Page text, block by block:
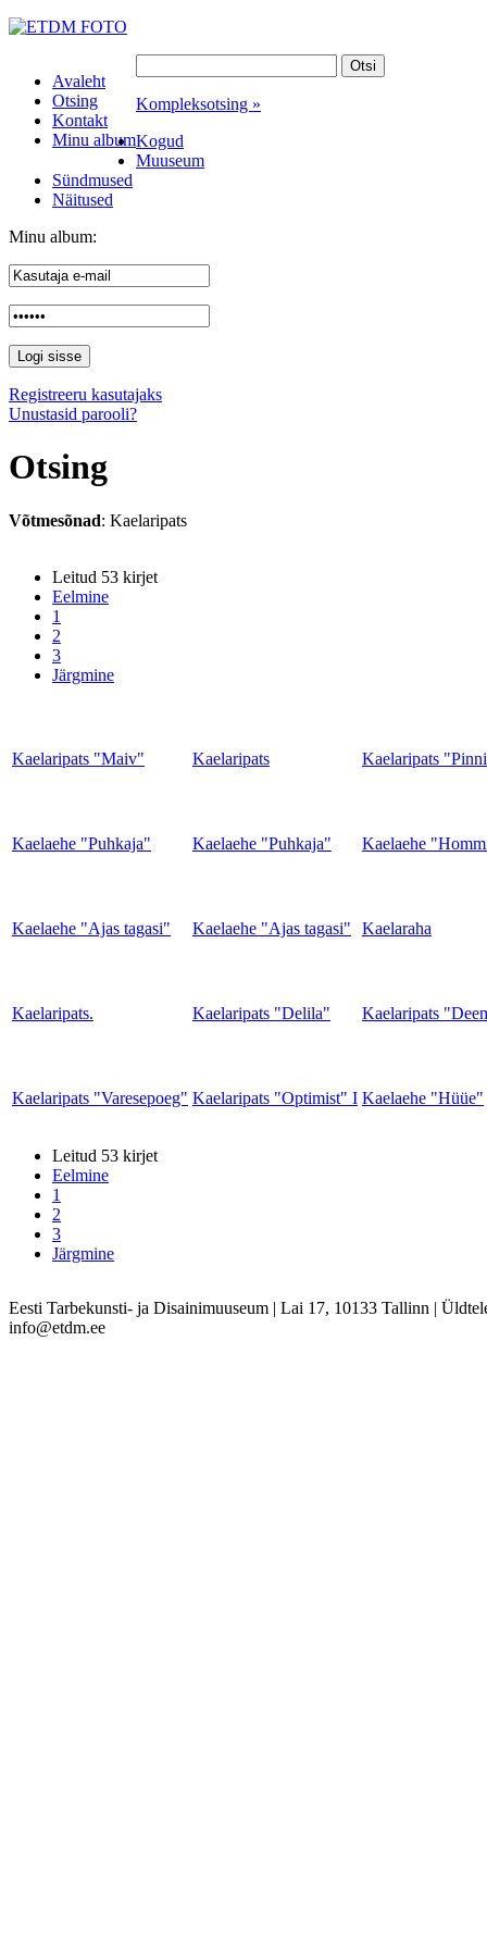
Avaleht
Otsing
Kontakt
Minu album
Kompleksotsing »
Kogud
Muuseum
Sündmused
Näitused
Minu album:
Registreeru kasutajaks
Unustasid parooli?
Otsing
Võtmesõnad: Kaelaripats
Leitud 53 kirjet
Eelmine
1
2
3
Järgmine
Kaelaripats "Maiv" Kaelaripats Kaelaripats
Kaelaehe "Puhkaja" Kaelaehe "Puhkaja" Kaelaehe
Kaelaehe "Ajas tagasi" Kaelaehe "Ajas tagasi" Kaelaraha
Kaelaripats. Kaelaripats "Delila" Kaelaripats
Kaelaripats "Varesepoeg" Kaelaripats "Optimist" I Kaelaehe "Hüüe"
Leitud 53 kirjet
Eelmine
1
2
3
Järgmine
Eesti Tarbekunsti- ja Disainimuuseum | Lai 17, 10133 Tallinn |
info@etdm.ee